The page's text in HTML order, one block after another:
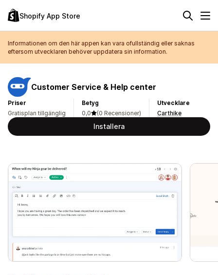
Shopify App Store
Informationen om den här appen kan vara ofullständig eller saknas
eftersom utvecklaren behöver uppdatera sin information.
Customer Service & Help center
Priser
Gratisplan tillgänglig
Betyg
0,0
(0 Recensioner)
Utvecklare
Carthike
Installera